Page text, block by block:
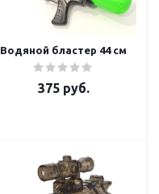
Водяной бластер 44 см
375руб.